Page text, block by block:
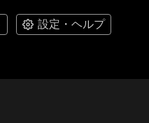
設定・ヘルプ